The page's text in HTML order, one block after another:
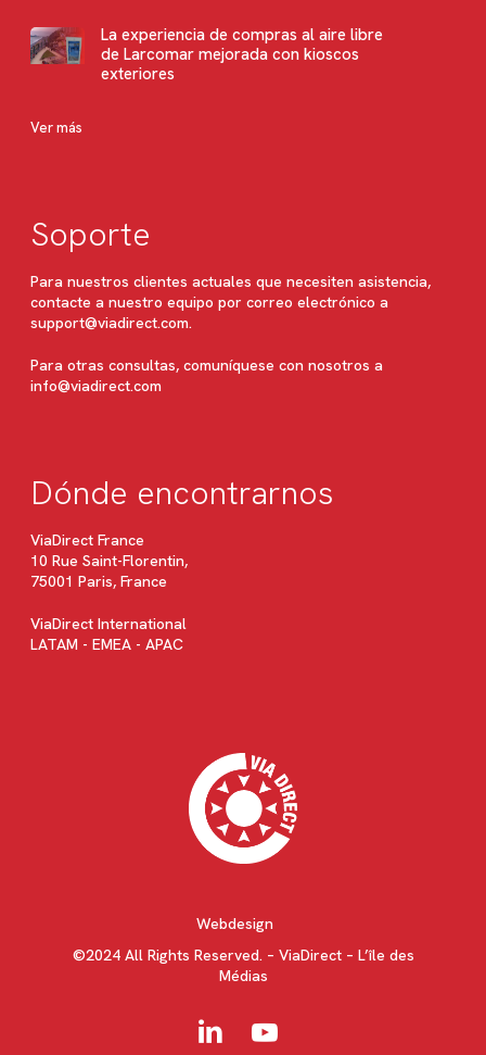
La experiencia de compras al aire libre
de Larcomar mejorada con kioscos
exteriores
Ver más
Soporte
Para nuestros clientes actuales que necesiten asistencia,
contacte a nuestro equipo por correo electrónico a
support@viadirect.com.
Para otras consultas, comuníquese con nosotros a
info@viadirect.com
Dónde encontrarnos
ViaDirect France
10 Rue Saint-Florentin,
75001 Paris, France
ViaDirect International
LATAM - EMEA - APAC
Webdesign
©2024 All Rights Reserved. – ViaDirect – L’île des
Médias
linkedin youtube